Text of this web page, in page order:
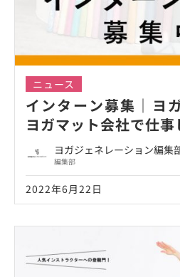
ニュース
インターン募集｜ヨ
ヨガマット会社で仕事
ヨガジェネレーション編集
編集部
2022年6月22日